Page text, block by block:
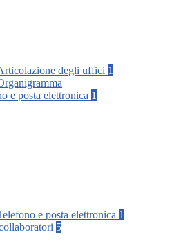
degli uffici 1
e posta elettronica 1
e posta elettronica 1
5